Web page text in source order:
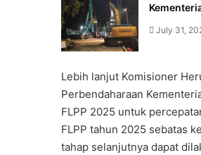
July 31,
Lebih lanjut Komisioner
Perbendaharaan
FLPP 2025 untuk
FLPP tahun 2025 sebatas
tahap selanjutnya dapat